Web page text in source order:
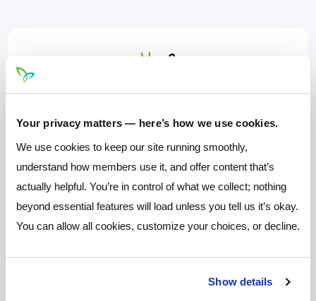
Your privacy matters — here’s how we use cookies.
We use cookies to keep our site running smoothly,
understand how members use it, and offer content that’s
actually helpful. You’re in control of what we collect; nothing
beyond essential features will load unless you tell us it’s okay.
You can allow all cookies, customize your choices, or decline.
Show details
Productos y servicios que le ayudan a
Impresionante en línea y móvil Banking